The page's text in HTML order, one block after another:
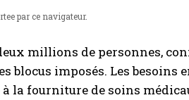
par ce navigateur.
millions de personnes,
blocus imposés. Les
à la fourniture de soins